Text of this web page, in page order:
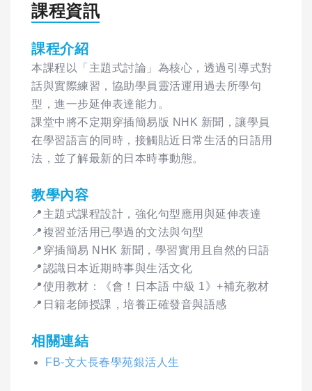
課程資訊
課程介紹
本課程以「主題式討論」為核心，透過引導式對
話與實際練習，協助學員靈活運用過去所學句
型，進一步延伸表達能力。
課堂中將不定期穿插簡易版 NHK 新聞，讓學員
在學習語言的同時，接觸貼近日常生活的日語用
法，並了解最新的日本時事動態。
教學內容
📍主題式課程設計，強化句型應用與延伸表達
📍複習並活用已學過的文法與句型
📍穿插簡易 NHK 新聞，學習實用且自然的日語
📍認識日本近期時事與生活文化
📍使用教材：《會！日本語 中級 1》+補充教材
📍日籍老師授課，培養正確發音與語感
相關連結
FB-文大長春學苑銀活人生